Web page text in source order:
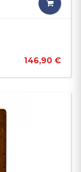
146,90 €